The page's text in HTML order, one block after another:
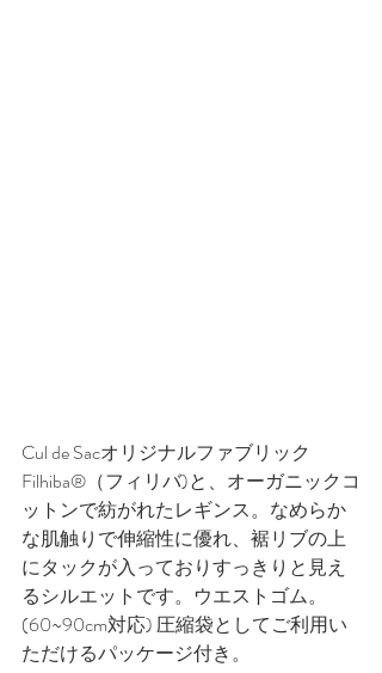
Cul de Sacオリジナルファブリック
Filhiba®（フィリバ)と、オーガニックコ
ットンで紡がれたレギンス。なめらか
な肌触りで伸縮性に優れ、裾リブの上
にタックが入っておりすっきりと見え
るシルエットです。ウエストゴム。
(60~90cm対応) 圧縮袋としてご利用い
ただけるパッケージ付き。